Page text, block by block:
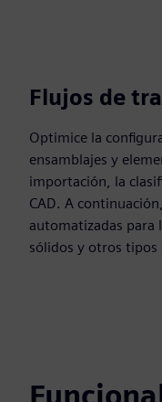
Flujos de
Optimice la
ensamblajes y
importación, la
CAD. A
automatizadas para
sólidos y otros tipos